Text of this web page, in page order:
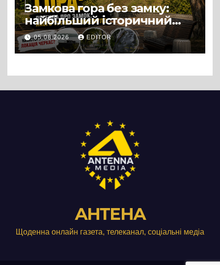
Замкова гора без замку:
найбільший історичний
міф Черкас
05.08.2026 EDITOR
АНТЕНА
Щоденна онлайн газета, телеканал, соціальні медіа